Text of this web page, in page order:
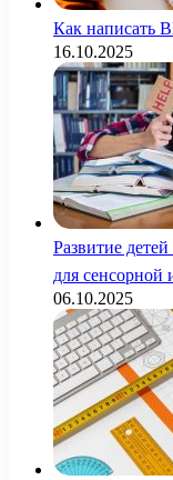
Как написать
16.10.2025
Развитие
для сенсорной
06.10.2025